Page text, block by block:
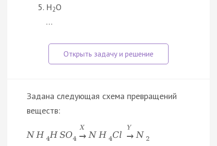
H2O
…
Задана следующая схема превращений
веществ:
N H 4H SO4
X
→ N H 4Cl
Y
→ N 2